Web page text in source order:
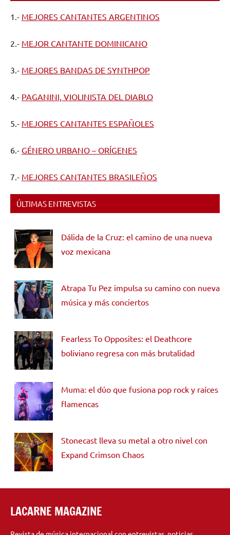
1.- MEJORES CANTANTES ARGENTINOS
2.- MEJOR CANTANTE DOMINICANO
3.- MEJORES BANDAS DE SYNTHPOP
4.- PAGANINI, VIOLINISTA DEL DIABLO
5.- MEJORES CANTANTES ESPAÑOLES
6.- GÉNERO URBANO – ORÍGENES
7.- MEJORES CANTANTES BRASILEÑOS
ÚLTIMAS ENTREVISTAS
Dálida de la Cruz: el camino de una nueva
voz mexicana
Atrapa Tu Pez impulsa su camino con nueva
música y más conciertos
Fearless To Opposites: el Deathcore
boliviano regresa con más brutalidad
Muma: el dúo que fusiona pop rock y raíces
flamencas
Stonecast lleva su metal a otro nivel con
Expand Crimson Chaos
LACARNE MAGAZINE